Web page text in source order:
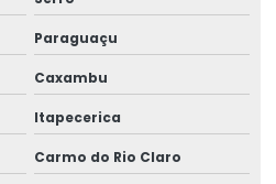
De Alimentos
E Festas
De Produtos
Alimentícia
Paraguaçu
Caxambu
Itapecerica
Carmo do Rio Claro